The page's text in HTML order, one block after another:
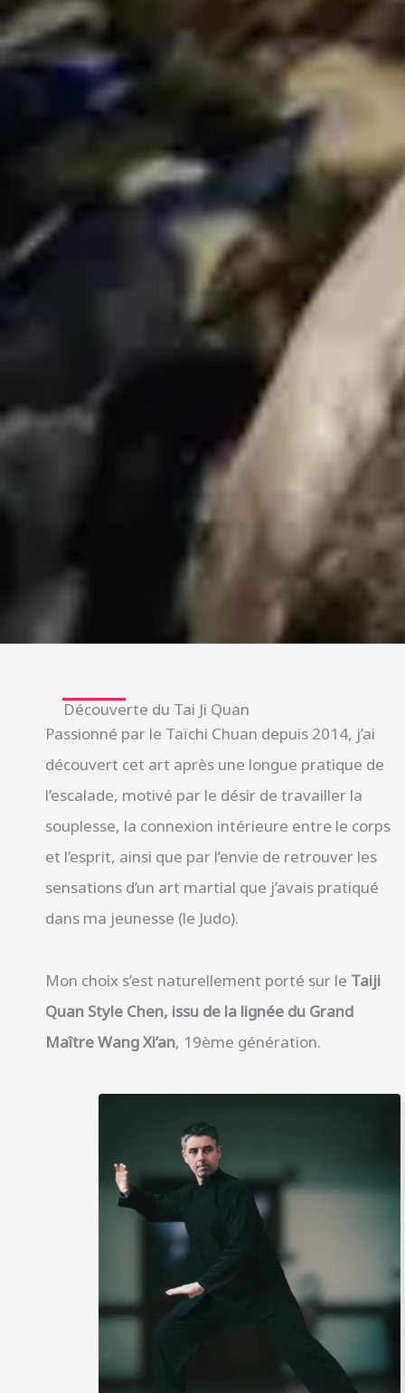
Découverte du Tai Ji Quan
Passionné par le Taïchi Chuan depuis 2014, j’ai
découvert cet art après une longue pratique de
l’escalade, motivé par le désir de travailler la
souplesse, la connexion intérieure entre le corps
et l’esprit, ainsi que par l’envie de retrouver les
sensations d’un art martial que j’avais pratiqué
dans ma jeunesse (le Judo).
Mon choix s’est naturellement porté sur le Taiji
Quan Style Chen, issu de la lignée du Grand
Maître Wang Xi’an, 19ème génération.